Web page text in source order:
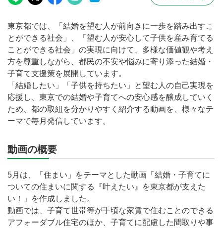
東京都では、「結婚を望む人が前向きに一歩を踏み出すこ
とができる社会」、「望む人が安心して子供を産み育てる
ことができる社会」の実現に向けて、多様な価値観や考え
方を尊重しながら、都民の不安や悩みに寄り添った結婚・
子育て支援策を展開しています。
「結婚したい」「子供を持ちたい」と望む人の自己実現を
応援し、東京での結婚や子育てへの安心感を醸成していく
ため、都の取組を分かりやすく紹介する動画を、様々なテ
ーマで毎月発信しています。
動画の概要
5月は、「住まい」をテーマとした動画「結婚・子育てに
ついての住まいに関する『叶えたい』を東京都が支えた
い！」を作成しました。
動画では、子育て世帯等が手頃な家賃で住むことのできる
アフォーダブル住宅のほか、子育てに配慮した間取りや事